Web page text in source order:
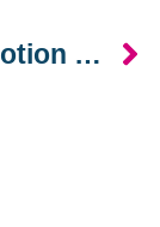
Vœux Motion Design – IRP